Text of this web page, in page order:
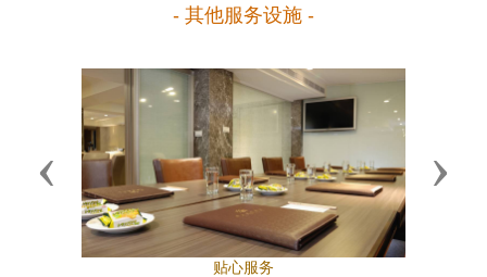
- 其他服务设施 -
贴心服务
Previous Next